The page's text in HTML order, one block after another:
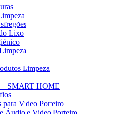
Lixo
Limpeza
SMART HOME
para Video Porteiro
Áudio e Video Porteiro